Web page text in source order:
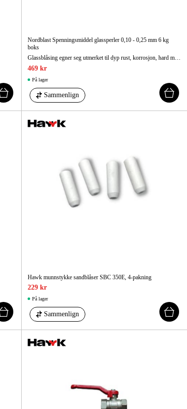
Nordblast Spenningsmiddel glassperler 0,10 - 0,25 mm 6 kg
boks
Glassblåsing egner seg utmerket til dyp rust, korrosjon, hard maling og lakk.
469 kr
På lager
Sammenlign
Hawk munnstykke sandblåser SBC 350E, 4-pakning
229 kr
På lager
Sammenlign